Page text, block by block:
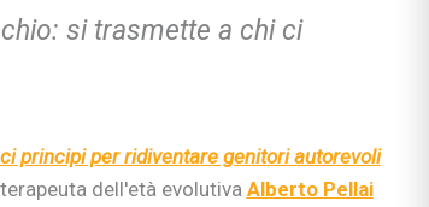
si trasmette a chi ci
principi per ridiventare genitori autorevoli
dell'età evolutiva Alberto Pellai